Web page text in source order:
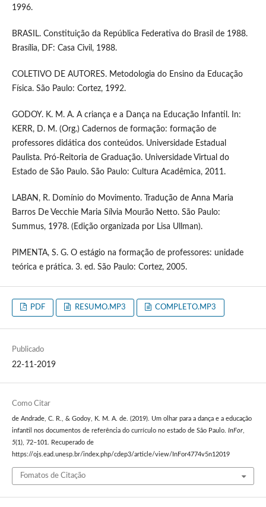
1996.
BRASIL. Constituição da República Federativa do Brasil de 1988.
Brasília, DF: Casa Civil, 1988.
COLETIVO DE AUTORES. Metodologia do Ensino da Educação
Física. São Paulo: Cortez, 1992.
GODOY. K. M. A. A criança e a Dança na Educação Infantil. In:
KERR, D. M. (Org.) Cadernos de formação: formação de
professores didática dos conteúdos. Universidade Estadual
Paulista. Pró-Reitoria de Graduação. Universidade Virtual do
Estado de São Paulo. São Paulo: Cultura Acadêmica, 2011.
LABAN, R. Domínio do Movimento. Tradução de Anna Maria
Barros De Vecchie Maria Sílvia Mourão Netto. São Paulo:
Summus, 1978. (Edição organizada por Lisa Ullman).
PIMENTA, S. G. O estágio na formação de professores: unidade
teórica e prática. 3. ed. São Paulo: Cortez, 2005.
PDF RESUMO.MP3 COMPLETO.MP3
Publicado
22-11-2019
Como Citar
de Andrade, C. R., & Godoy, K. M. A. de. (2019). Um olhar para a dança e a educação
infantil nos documentos de referência do currículo no estado de São Paulo. InFor,
5(1), 72–101. Recuperado de
https://ojs.ead.unesp.br/index.php/cdep3/article/view/InFor4774v5n12019
Fomatos de Citação